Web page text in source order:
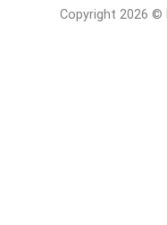
Copyright 2026 ©